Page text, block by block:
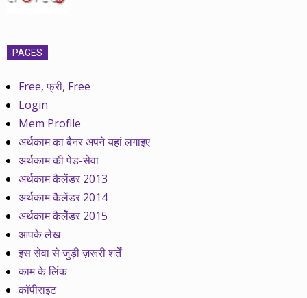
PAGES
Free, फ्री, Free
Login
Mem Profile
अर्थकाम का बैनर अपने यहां लगाइए
अर्थकाम की पेड-सेवा
अर्थकाम कैलेंडर 2013
अर्थकाम कैलेंडर 2014
अर्थकाम कैलेेंडर 2015
आपके लेख
इस सेवा से जुड़ी ज़रूरी शर्तें
काम के लिंक
कॉपीराइट